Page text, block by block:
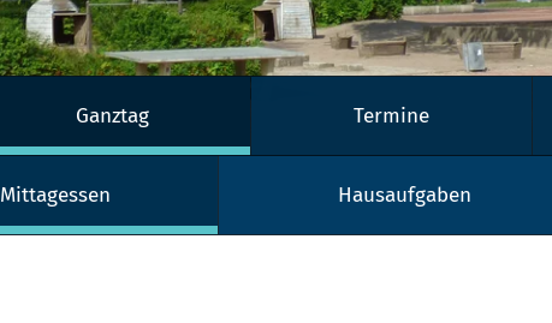
Ganztag Termine
Mittagessen Hausaufgaben